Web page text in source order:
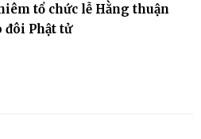
tổ chức lễ Hằng thuận
đôi Phật tử